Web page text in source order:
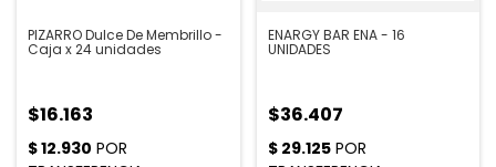
PIZARRO Dulce De Membrillo -
Caja x 24 unidades
$16.163
ENARGY BAR ENA - 16
UNIDADES
$36.407